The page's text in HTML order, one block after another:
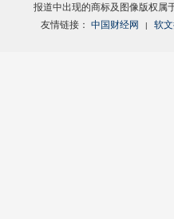
报道中出现的商标及图像版权属
友情链接： 中国财经网 | 软